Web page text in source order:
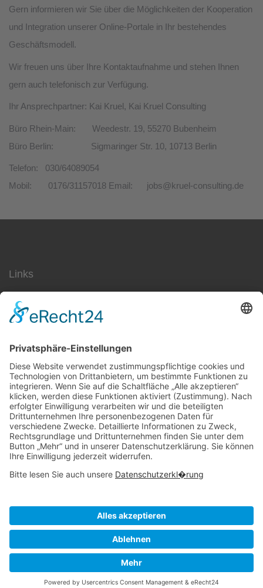
Gern informieren wir Sie über die Möglichkeiten der Kooperation
und Integration unserer Online-Portale in Ihr bestehendes
Geschäftsmodell.
Wir freuen uns über Ihre Kontaktaufnahme und stehen Ihnen
gern auch telefonisch zur Verfügung.
Ihr Ansprechpartner: Kai Kruel, Kai Kruel Consulting
Büro Rhein-Main: Weedestr. 19, 55270 Bubenheim
Büro Berlin: Sigmaringer Str. 10, 10713 Berlin
Telefon: 030/64089054
Mobil: 0176/31157018 Email: jobs@kruel-consulting.de
Links
SEO
Social Media
AdWords
Ärzte
Jobs
Datenschutz
Impressum
Kontakt
Büro Rhein-Main: Weedestr. 19, 55270 Bubenheim
Büro Berlin: Sigmaringer Str. 10, 10713 Berlin
Telefon: 030/64089054 Mobil: 0176/31157018
Email:service@kruel-consulting.de